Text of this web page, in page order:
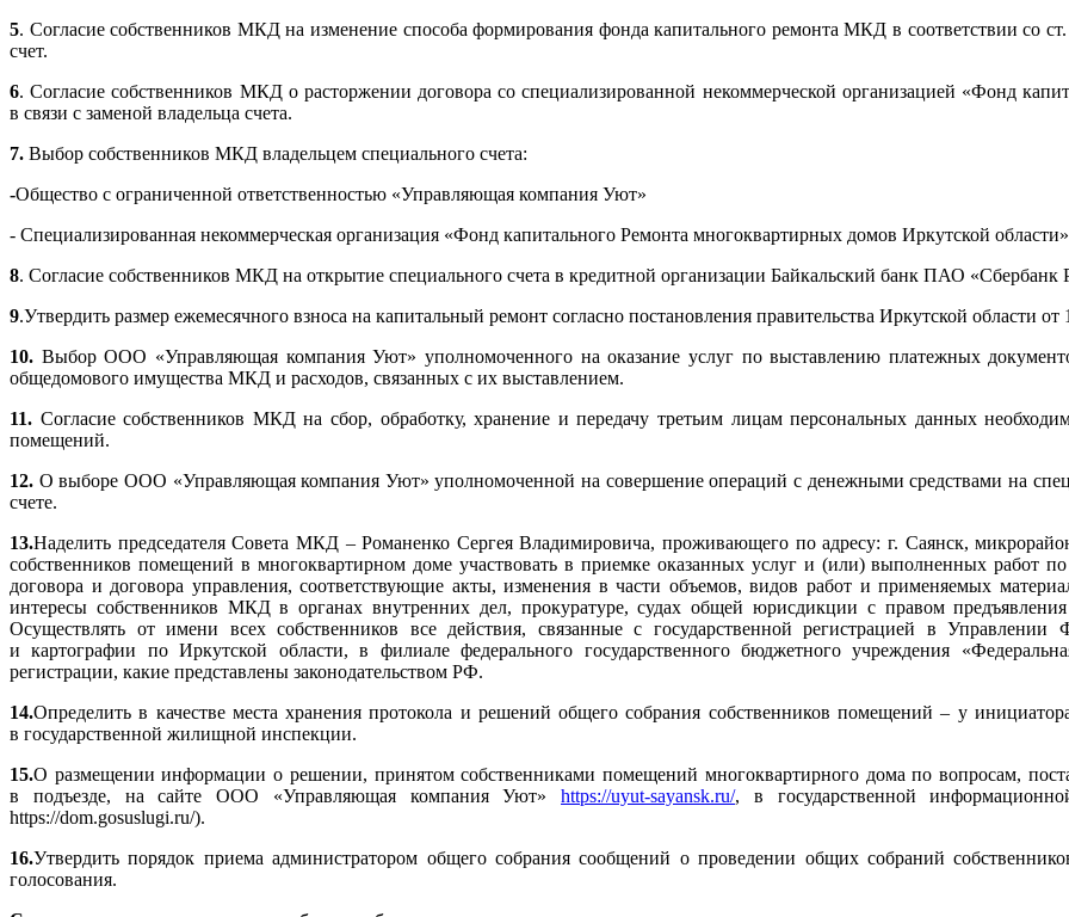
5. Согласие собственников МКД на изменение способа формирования фонда капитального ремонта МКД в соответствии со
счет.
6. Согласие собственников МКД о расторжении договора со специализированной некоммерческой организацией «Фонд
в связи с заменой владельца счета.
7. Выбор собственников МКД владельцем специального счета:
-Общество с ограниченной ответственностью «Управляющая компания Уют»
- Специализированная некоммерческая организация «Фонд капитального Ремонта многоквартирных домов Иркутской области»
8. Согласие собственников МКД на открытие специального счета в кредитной организации Байкальский банк ПАО «Сбербанк
9.Утвердить размер ежемесячного взноса на капитальный ремонт согласно постановления правительства Иркутской области
10. Выбор ООО «Управляющая компания Уют» уполномоченного на оказание услуг по выставлению платежных
общедомового имущества МКД и расходов, связанных с их выставлением.
11. Согласие собственников МКД на сбор, обработку, хранение и передачу третьим лицам персональных данных
помещений.
12. О выборе ООО «Управляющая компания Уют» уполномоченной на совершение операций с денежными средствами на
счете.
13.Наделить председателя Совета МКД – Романенко Сергея Владимировича, проживающего по адресу: г. Саянск,
собственников помещений в многоквартирном доме участвовать в приемке оказанных услуг и (или) выполненных работ
договора и договора управления, соответствующие акты, изменения в части объемов, видов работ и применяемых
интересы собственников МКД в органах внутренних дел, прокуратуре, судах общей юрисдикции с правом
Осуществлять от имени всех собственников все действия, связанные с государственной регистрацией в Управлении
и картографии по Иркутской области, в филиале федерального государственного бюджетного учреждения
регистрации, какие представлены законодательством РФ.
14.Определить в качестве места хранения протокола и решений общего собрания собственников помещений – у
в государственной жилищной инспекции.
15.О размещении информации о решении, принятом собственниками помещений многоквартирного дома по вопросам,
в подъезде, на сайте ООО «Управляющая компания Уют» https://uyut-sayansk.ru/, в государственной
https://dom.gosuslugi.ru/).
16.Утвердить порядок приема администратором общего собрания сообщений о проведении общих собраний
голосования.